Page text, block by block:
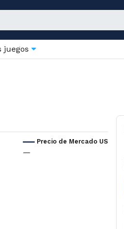
juegos
Precio de Mercado US
—